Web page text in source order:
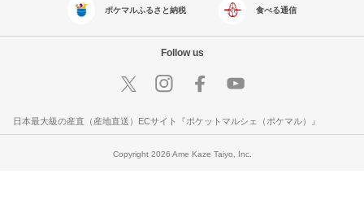
ポケマルふるさと納税 食べる通信
Follow us
日本最大級の産直（産地直送）ECサイト『ポケットマルシェ（ポケマル）』
Copyright 2026 Ame Kaze Taiyo, Inc.